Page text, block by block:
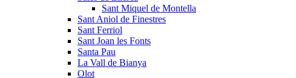
Sant Miquel de Montella
Sant Aniol de Finestres
Sant Ferriol
Sant Joan les Fonts
Santa Pau
La Vall de Bianya
Olot